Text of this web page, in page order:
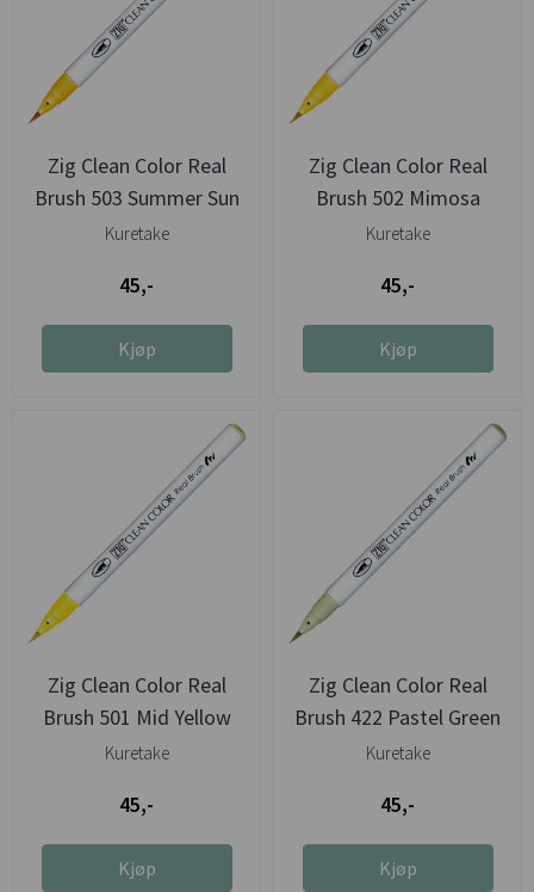
Zig Clean Color Real
Brush 503 Summer Sun
Kuretake
45,-
Kjøp
Zig Clean Color Real
Brush 502 Mimosa
Kuretake
45,-
Kjøp
Zig Clean Color Real
Brush 501 Mid Yellow
Kuretake
45,-
Kjøp
Zig Clean Color Real
Brush 422 Pastel Green
Kuretake
45,-
Kjøp